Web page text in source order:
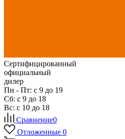
Сертифицированный
официальный
дилер
Пн - Пт: с 9 до 19
Сб: с 9 до 18
Вс: с 10 до 18
Сравнение0
Отложенные 0